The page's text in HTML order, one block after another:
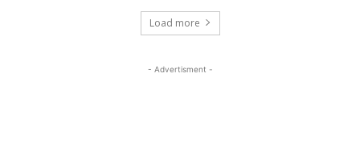
Load more
- Advertisment -